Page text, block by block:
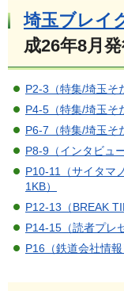
埼玉ブレイ
成26年8月
P2-3（特集/埼玉そ
P4-5（特集/埼玉そ
P6-7（特集/埼玉そ
P8-9（インタビュ
P10-11（サイタマ
1KB）
P12-13（BREAK
P14-15（読者プレ
P16（鉄道会社情報